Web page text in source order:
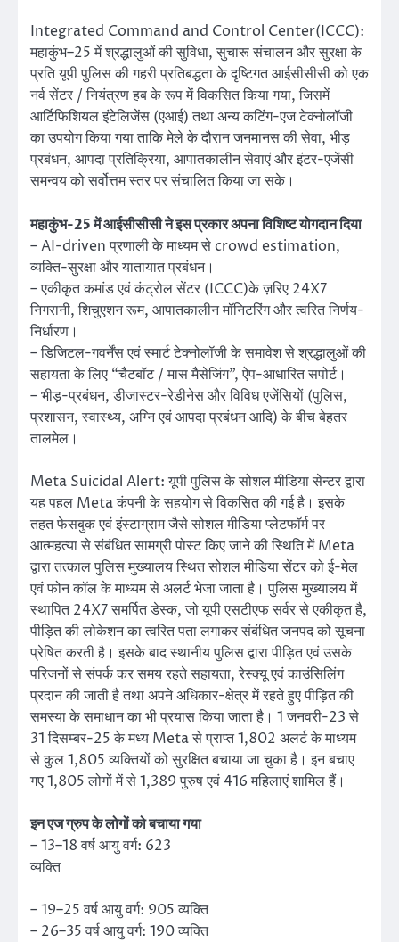
Integrated Command and Control Center(ICCC):
महाकुंभ–25 में श्रद्धालुओं की सुविधा, सुचारू संचालन और सुरक्षा के
प्रति यूपी पुलिस की गहरी प्रतिबद्धता के दृष्टिगत आईसीसीसी को एक
नर्व सेंटर / नियंत्रण हब के रूप में विकसित किया गया, जिसमें
आर्टिफिशियल इंटेलिजेंस (एआई) तथा अन्य कटिंग-एज टेक्नोलॉजी
का उपयोग किया गया ताकि मेले के दौरान जनमानस की सेवा, भीड़
प्रबंधन, आपदा प्रतिक्रिया, आपातकालीन सेवाएं और इंटर-एजेंसी
समन्वय को सर्वोत्तम स्तर पर संचालित किया जा सके।
महाकुंभ-25 में आईसीसीसी ने इस प्रकार अपना विशिष्ट योगदान दिया
– AI-driven प्रणाली के माध्यम से crowd estimation,
व्यक्ति-सुरक्षा और यातायात प्रबंधन।
– एकीकृत कमांड एवं कंट्रोल सेंटर (ICCC)के ज़रिए 24X7
निगरानी, शिचुएशन रूम, आपातकालीन मॉनिटरिंग और त्वरित निर्णय-
निर्धारण।
– डिजिटल-गवर्नेंस एवं स्मार्ट टेक्नोलॉजी के समावेश से श्रद्धालुओं की
सहायता के लिए “चैटबॉट / मास मैसेजिंग”, ऐप-आधारित सपोर्ट।
– भीड़-प्रबंधन, डीजास्टर-रेडीनेस और विविध एजेंसियों (पुलिस,
प्रशासन, स्वास्थ्य, अग्नि एवं आपदा प्रबंधन आदि) के बीच बेहतर
तालमेल।
Meta Suicidal Alert: यूपी पुलिस के सोशल मीडिया सेन्टर द्वारा
यह पहल Meta कंपनी के सहयोग से विकसित की गई है। इसके
तहत फेसबुक एवं इंस्टाग्राम जैसे सोशल मीडिया प्लेटफॉर्म पर
आत्महत्या से संबंधित सामग्री पोस्ट किए जाने की स्थिति में Meta
द्वारा तत्काल पुलिस मुख्यालय स्थित सोशल मीडिया सेंटर को ई-मेल
एवं फोन कॉल के माध्यम से अलर्ट भेजा जाता है। पुलिस मुख्यालय में
स्थापित 24X7 समर्पित डेस्क, जो यूपी एसटीएफ सर्वर से एकीकृत है,
पीड़ित की लोकेशन का त्वरित पता लगाकर संबंधित जनपद को सूचना
प्रेषित करती है। इसके बाद स्थानीय पुलिस द्वारा पीड़ित एवं उसके
परिजनों से संपर्क कर समय रहते सहायता, रेस्क्यू एवं काउंसिलिंग
प्रदान की जाती है तथा अपने अधिकार-क्षेत्र में रहते हुए पीड़ित की
समस्या के समाधान का भी प्रयास किया जाता है। 1 जनवरी-23 से
31 दिसम्बर-25 के मध्य Meta से प्राप्त 1,802 अलर्ट के माध्यम
से कुल 1,805 व्यक्तियों को सुरक्षित बचाया जा चुका है। इन बचाए
गए 1,805 लोगों में से 1,389 पुरुष एवं 416 महिलाएं शामिल हैं।
इन एज ग्रुप के लोगों को बचाया गया
– 13–18 वर्ष आयु वर्ग: 623
व्यक्ति
– 19–25 वर्ष आयु वर्ग: 905 व्यक्ति
– 26–35 वर्ष आयु वर्ग: 190 व्यक्ति